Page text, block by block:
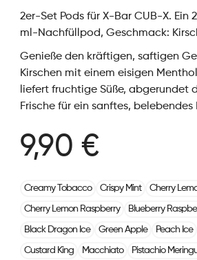
2er-Set Pods für X-Bar CUB-X. Ein
ml-Nachfüllpod, Geschmack:
Genieße den kräftigen, saftigen
Kirschen mit einem eisigen
liefert fruchtige Süße, abgerundet
Frische für ein sanftes,
9,90 €
Creamy Tobacco Crispy Mint Cherry
Cherry Lemon Raspberry Blueberry
Black Dragon Ice Green Apple Peach Ice
Custard King Macchiato Pistachio